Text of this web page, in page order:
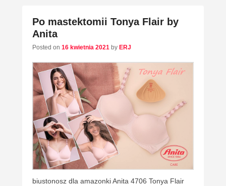
Po mastektomii Tonya Flair by
Anita
Posted on 16 kwietnia 2021 by ERJ
biustonosz dla amazonki Anita 4706 Tonya Flair